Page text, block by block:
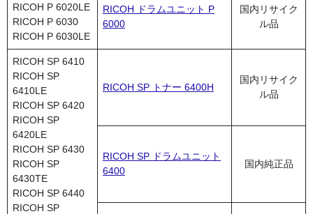
RICOH P 6020LE
RICOH P 6030
RICOH P 6030LE
RICOH ドラムユニット P
6000
国内リサイク
ル品
RICOH SP 6410
RICOH SP
6410LE
RICOH SP 6420
RICOH SP
6420LE
RICOH SP 6430
RICOH SP
6430TE
RICOH SP 6440
RICOH SP
RICOH SP トナー 6400H
国内リサイク
ル品
RICOH SP ドラムユニット
6400
国内純正品